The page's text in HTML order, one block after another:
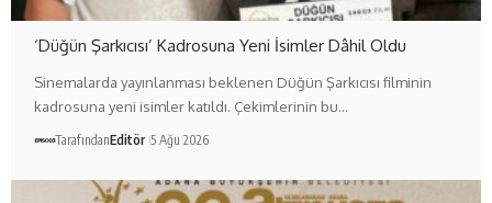
‘Düğün Şarkıcısı’ Kadrosuna Yeni İsimler Dâhil Oldu
Sinemalarda yayınlanması beklenen Düğün Şarkıcısı filminin
kadrosuna yeni isimler katıldı. Çekimlerinin bu…
TarafındanEditör 5 Ağu 2026